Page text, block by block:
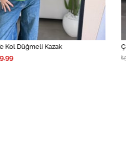
Kol Düğmeli Kazak